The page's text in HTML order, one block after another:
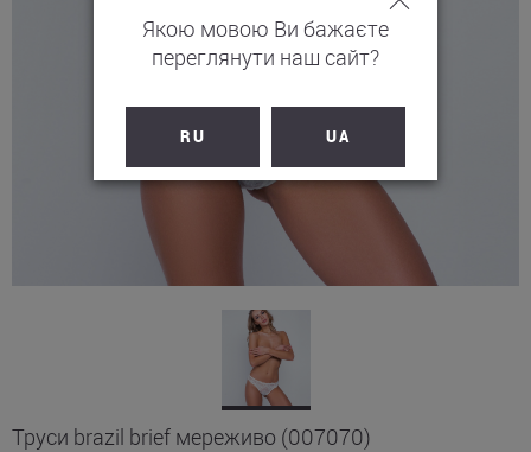
Труси brazil brief мереживо (007070)
Якою мовою Ви бажаєте
переглянути наш сайт?
RU UA